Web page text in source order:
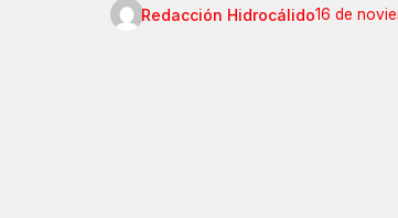
Redacción Hidrocálido16 de